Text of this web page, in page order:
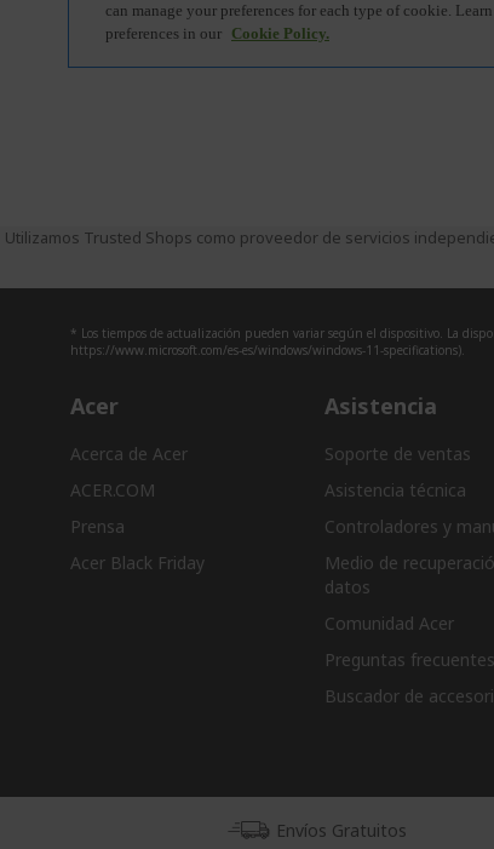
Utilizamos Trusted Shops como proveedor de servicios
* Los tiempos de actualización pueden variar según el dispositivo. La
https://www.microsoft.com/es-es/windows/windows-11-specifications).
Acer
Acerca de Acer
ACER.COM
Prensa
Acer Black Friday
Asistencia
Soporte de ventas
Asistencia técnica
Controladores y
Medio de
datos
Comunidad Acer
Preguntas frecuentes
Buscador de
Envíos Gratuitos